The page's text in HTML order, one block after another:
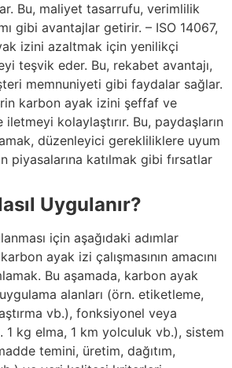
Bu, maliyet tasarrufu, verimlilik
gibi avantajlar getirir. – ISO 14067,
izini azaltmak için yenilikçi
teşvik eder. Bu, rekabet avantajı,
memnuniyeti gibi faydalar sağlar.
karbon ayak izini şeffaf ve
kolaylaştırır. Bu, paydaşların
düzenleyici gerekliliklere uyum
piyasalarına katılmak gibi fırsatlar
Uygulanır?
için aşağıdaki adımlar
ayak izi çalışmasının amacını
Bu aşamada, karbon ayak
alanları (örn. etiketleme,
vb.), fonksiyonel veya
kg elma, 1 km yolculuk vb.), sistem
temini, üretim, dağıtım,